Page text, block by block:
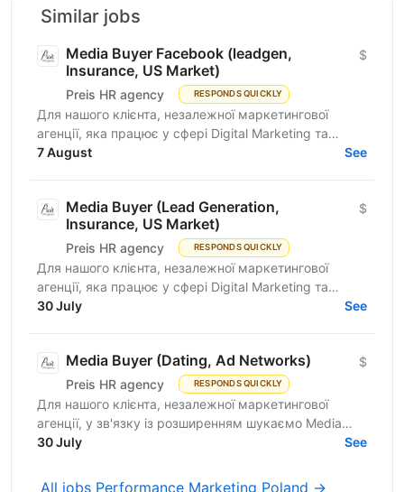
Similar jobs
Media Buyer Facebook (leadgen,
Insurance, US Market)
Preis HR agency RESPONDS QUICKLY
$
Для нашого клієнта, незалежної маркетингової
агенції, яка працює у сфері Digital Marketing та
Affiliate Marketing, шукаємо Lead Generation
7 August See
Media Buyer (Lead Generation,
Insurance, US Market)
Preis HR agency RESPONDS QUICKLY
$
Для нашого клієнта, незалежної маркетингової
агенції, яка працює у сфері Digital Marketing та
Affiliate Marketing, шукаємо Lead Generation
30 July See
Media Buyer (Dating, Ad Networks)
Preis HR agency RESPONDS QUICKLY
$
Для нашого клієнта, незалежної маркетингової
агенції, у зв'язку із розширенням шукаємо Media
Buyer (Dating, Ad Networks) з можливістю
30 July See
All jobs Performance Marketing Poland →